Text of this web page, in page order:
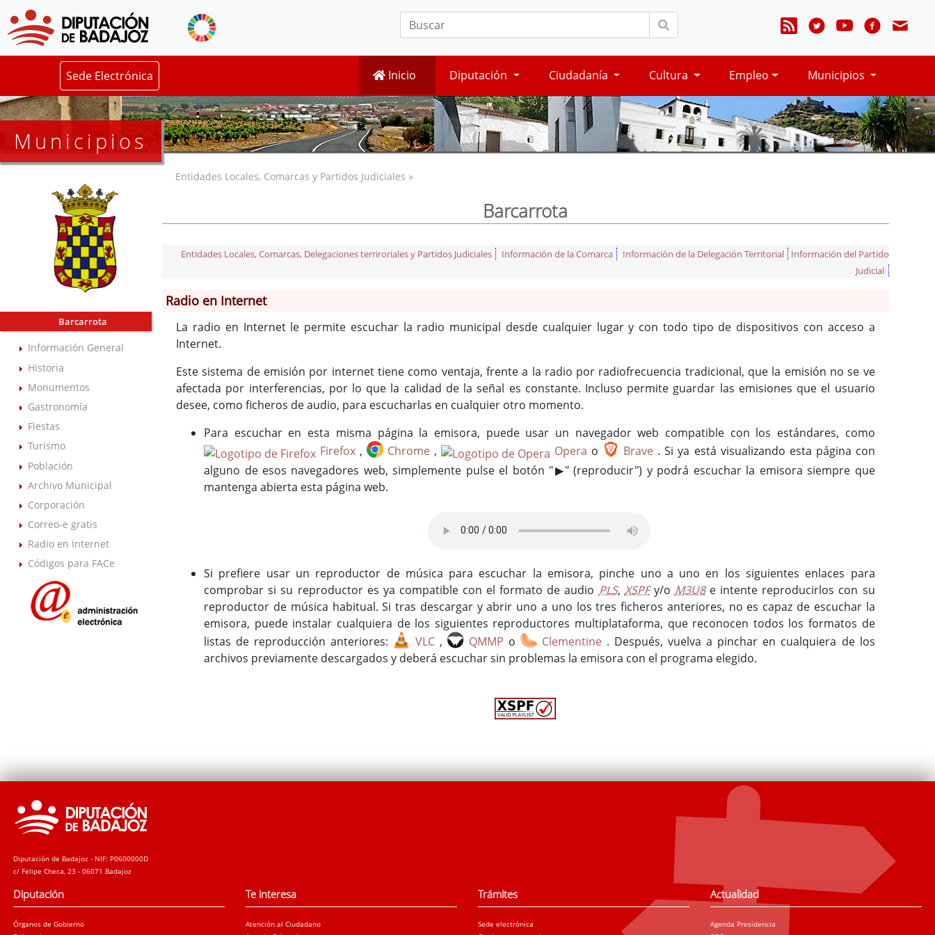
Sede Electrónica Inicio Diputación Ciudadanía Cultura Empleo Municipios
Municipios
Barcarrota
Información General
Historia
Monumentos
Gastronomía
Fiestas
Turismo
Población
Archivo Municipal
Corporación
Correo-e gratis
Radio en Internet
Códigos para FACe
Entidades Locales, Comarcas y Partidos Judiciales »
Barcarrota
Entidades Locales, Comarcas, Delegaciones terriroriales y Partidos Judiciales Información de la Comarca Información de la Delegación Territorial
Información del Partido
Judicial
Radio en Internet
La radio en Internet le permite escuchar la radio municipal desde cualquier lugar y con todo tipo de dispositivos con acceso a
Internet.
Este sistema de emisión por internet tiene como ventaja, frente a la radio por radiofrecuencia tradicional, que la emisión no se ve
afectada por interferencias, por lo que la calidad de la señal es constante. Incluso permite guardar las emisiones que el usuario
desee, como ficheros de audio, para escucharlas en cualquier otro momento.
Para escuchar en esta misma página la emisora, puede usar un navegador web compatible con los estándares, como
Firefox , Chrome , Opera o Brave . Si ya está visualizando esta página con
alguno de esos navegadores web, simplemente pulse el botón "▶" (reproducir") y podrá escuchar la emisora siempre que
mantenga abierta esta página web.
Si prefiere usar un reproductor de música para escuchar la emisora, pinche uno a uno en los siguientes enlaces para
comprobar si su reproductor es ya compatible con el formato de audio PLS, XSPFy/o M3U8e intente reproducirlos con su
reproductor de música habitual. Si tras descargar y abrir uno a uno los tres ficheros anteriores, no es capaz de escuchar la
emisora, puede instalar cualquiera de los siguientes reproductores multiplataforma, que reconocen todos los formatos de
listas de reproducción anteriores:
VLC , QMMP o Clementine . Después, vuelva a pinchar en cualquiera de los
archivos previamente descargados y deberá escuchar sin problemas la emisora con el programa elegido.
Diputación de Badajoz - NIF: P0600000D
c/ Felipe Checa, 23 - 06071 Badajoz
Diputación
Órganos de Gobierno
Te interesa
Atención al Ciudadano
Trámites
Sede electrónica
Actualidad
Agenda Presidencia